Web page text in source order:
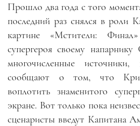
Прошло два года с того
последний раз снялся в роли
картине «Мстители:
супергероя своему
многочисленные источники,
сообщают о том, что
воплотить знаменитого
экране. Вот только пока
сценаристы введут Капитана